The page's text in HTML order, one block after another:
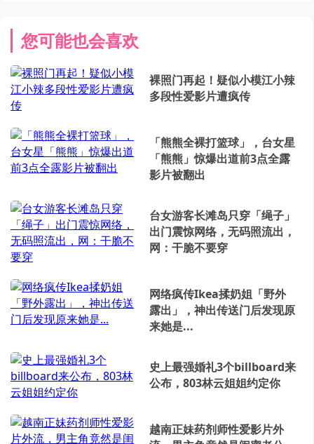
您可能也会喜欢
裸照门再起！疑似小模江小辣
多段性爱影片遭疯传
「熊熊全裸打篮球」，台女星
「熊熊」惊爆出道前3点全露
影片被翻出
台女游客长滩岛只穿「绳子」
出门震惊网络，无码照流出，
网：干脆不要穿
网络疯传Ikea揉奶姐「野外
露出」，神出传送门后发现原
来她是...
史上最强婚礼3个billboard来
公布，803林云姐姐约定你
越南正妹药剂师性爱影片外